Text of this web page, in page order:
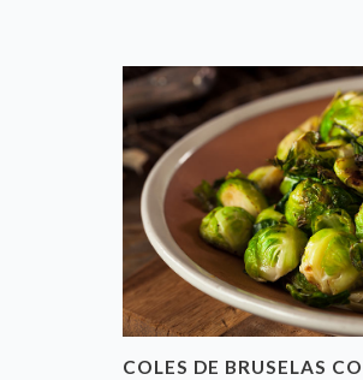
COLES DE BRUSELAS